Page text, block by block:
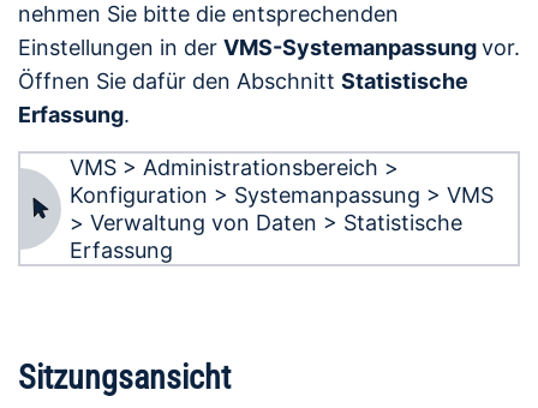
nehmen Sie bitte die entsprechenden
Einstellungen in der VMS-Systemanpassungvor.
Öffnen Sie dafür den Abschnitt Statistische
Erfassung.
VMS > Administrationsbereich >
Konfiguration > Systemanpassung > VMS
> Verwaltung von Daten > Statistische
Erfassung
Sitzungsansicht